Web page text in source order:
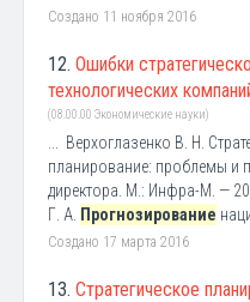
Создано 11 ноября 2016
12. Ошибки
технологических
(08.00.00 Экономические науки)
... Верхоглазенко В. Н.
планирование: проблемы и
директора. М.: Инфра-М. —
Г. А. Прогнозирование
Создано 17 марта 2016
13. Стратегическое